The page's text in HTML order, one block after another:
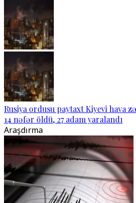
Rusiya ordusu paytaxt Kiyevi hava
14 nəfər öldü, 27 adam yaralandı
Araşdırma